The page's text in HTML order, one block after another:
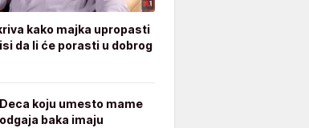
kako majka upropasti
da li će porasti u dobrog
Deca koju umesto mame
odgaja baka imaju